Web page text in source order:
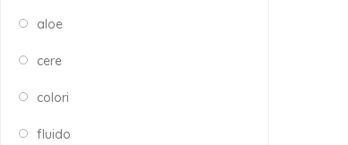
aloe
cere
colori
fluido